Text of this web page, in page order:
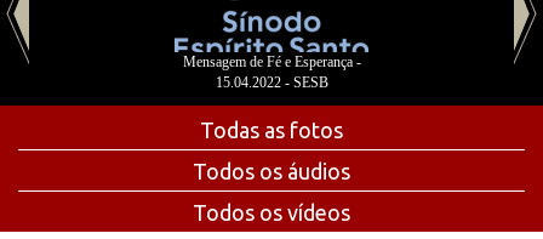
Mensagem de Fé e Esperança -
15.04.2022 - SESB
Todas as fotos
Todos os áudios
Todos os vídeos